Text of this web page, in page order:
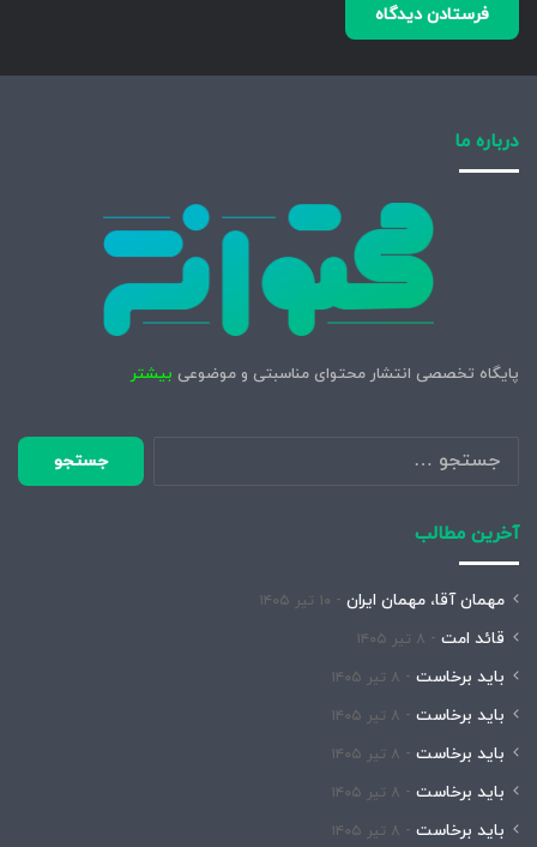
درباره ما
پایگاه تخصصی انتشار محتوای مناسبتی و موضوعی بیشتر
جستجو
برای:
آخرین مطالب
مهمان آقا، مهمان ایران ۱۰ تیر ۱۴۰۵
قائد امت ۸ تیر ۱۴۰۵
باید برخاست ۸ تیر ۱۴۰۵
باید برخاست ۸ تیر ۱۴۰۵
باید برخاست ۸ تیر ۱۴۰۵
باید برخاست ۸ تیر ۱۴۰۵
باید برخاست ۸ تیر ۱۴۰۵